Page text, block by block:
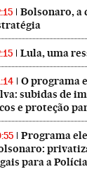
Bolsonaro, a
Lula, uma
O programa
subidas de
e proteção
Programa
para a Polícia